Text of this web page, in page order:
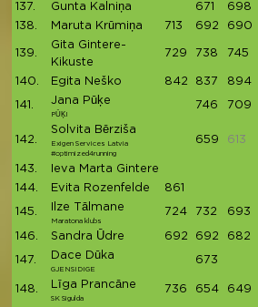
137. Gunta Kalniņa 671 698
138.
Maruta Krūmiņa 713 692 690
139.
Gita Gintere-
Kikuste
729 738 745
140. Egita Neško 842 837 894
141. Jana Pūķe
PŪĶI
746 709
142.
Solvita Bērziša
Exigen Services Latvia
#optimized4running
659 613
143. Ieva Marta Gintere
144.
Evita Rozenfelde 861
145. Ilze Tālmane
Maratona klubs
724 732 693
146. Sandra Ūdre 692 692 682
147. Dace Dūka
GJENSIDIGE
673
148. Līga Prancāne
SK Sigulda
736 654 649